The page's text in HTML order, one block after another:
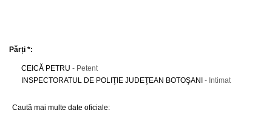
Părți *:
CEICĂ PETRU - Petent
INSPECTORATUL DE POLIŢIE JUDEŢEAN BOTOŞANI - Intimat
Caută mai multe date oficiale: